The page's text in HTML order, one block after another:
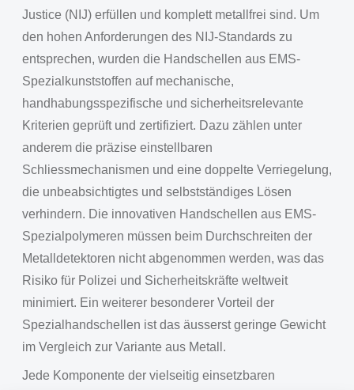
Justice (NIJ) erfüllen und komplett metallfrei sind. Um
den hohen Anforderungen des NIJ-Standards zu
entsprechen, wurden die Handschellen aus EMS-
Spezialkunststoffen auf mechanische,
handhabungsspezifische und sicherheitsrelevante
Kriterien geprüft und zertifiziert. Dazu zählen unter
anderem die präzise einstellbaren
Schliessmechanismen und eine doppelte Verriegelung,
die unbeabsichtigtes und selbstständiges Lösen
verhindern. Die innovativen Handschellen aus EMS-
Spezialpolymeren müssen beim Durchschreiten der
Metalldetektoren nicht abgenommen werden, was das
Risiko für Polizei und Sicherheitskräfte weltweit
minimiert. Ein weiterer besonderer Vorteil der
Spezialhandschellen ist das äusserst geringe Gewicht
im Vergleich zur Variante aus Metall.
Jede Komponente der vielseitig einsetzbaren